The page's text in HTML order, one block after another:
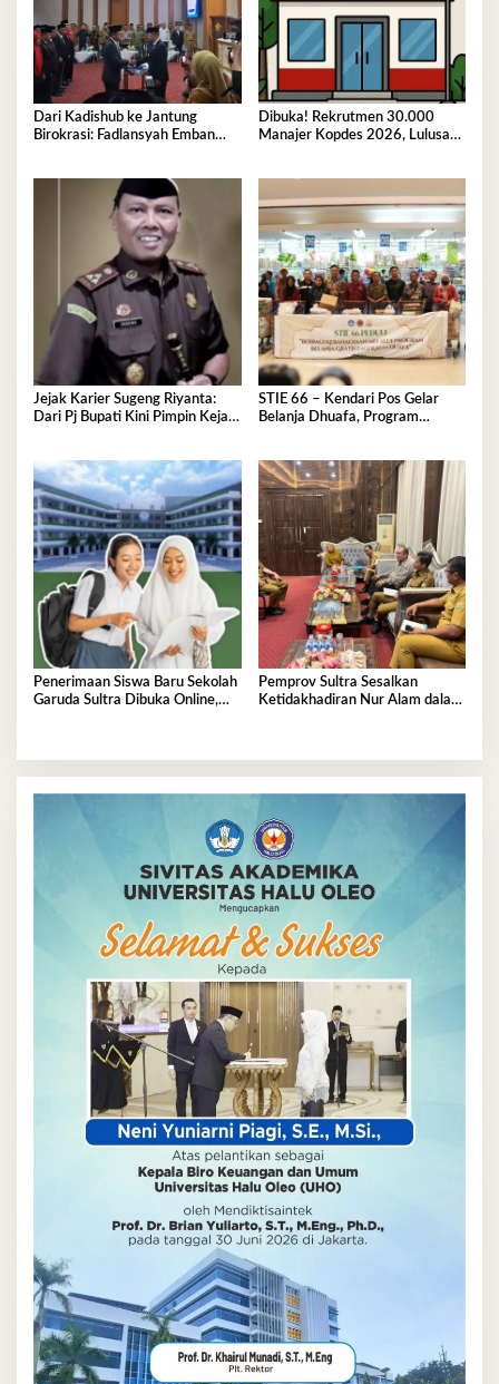
Dari Kadishub ke Jantung
Birokrasi: Fadlansyah Emban
Dibuka! Rekrutmen 30.000
Manajer Kopdes 2026, Lulusan
Jejak Karier Sugeng Riyanta:
Dari Pj Bupati Kini Pimpin Kejati
STIE 66 – Kendari Pos Gelar
Belanja Dhuafa, Program
Penerimaan Siswa Baru Sekolah
Garuda Sultra Dibuka Online,
Pemprov Sultra Sesalkan
Ketidakhadiran Nur Alam dalam